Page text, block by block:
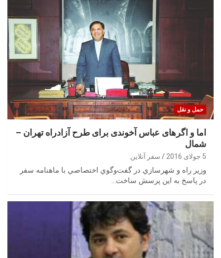
حمل‌ و نقل
اما و اگرهای عباس آخوندی برای طرح آزادراه تهران –
شمال
5 جولای 2016 سفر آنلاین
وزير راه و شهرسازي در گفت‌وگوي اختصاصي با ماهنامه سفر
در پاسخ به اين پرسش ساخت…